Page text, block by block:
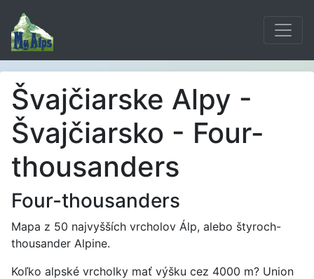
Švajčiarske Alpy -
Švajčiarsko - Four-
thousanders
Four-thousanders
Mapa z 50 najvyšších vrcholov Álp, alebo štyroch-
thousander Alpine.
Koľko alpské vrcholky mať výšku cez 4000 m? Union